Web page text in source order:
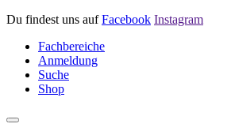
Du findest uns aufFacebook Instagram
Fachbereiche
Anmeldung
Suche
Shop